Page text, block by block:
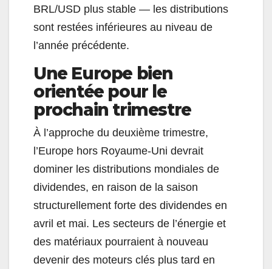
BRL/USD plus stable — les distributions
sont restées inférieures au niveau de
l’année précédente.
Une Europe bien
orientée pour le
prochain trimestre
À l’approche du deuxième trimestre,
l’Europe hors Royaume-Uni devrait
dominer les distributions mondiales de
dividendes, en raison de la saison
structurellement forte des dividendes en
avril et mai. Les secteurs de l’énergie et
des matériaux pourraient à nouveau
devenir des moteurs clés plus tard en